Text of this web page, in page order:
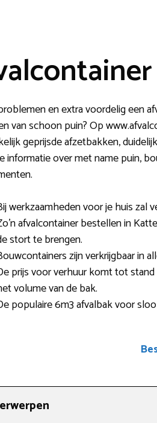
en extra voordelig een
van schoon puin? Op
geprijsde afzetbakken,
informatie over met name puin,
werkzaamheden voor je huis zal
afvalcontainer bestellen in
stort te brengen.
zijn verkrijgbaar in
prijs voor verhuur komt tot
volume van de bak.
populaire 6m3 afvalbak voor